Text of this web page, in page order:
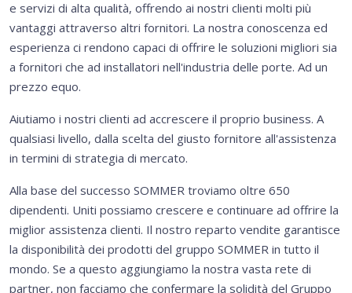
e servizi di alta qualità, offrendo ai nostri clienti molti più
vantaggi attraverso altri fornitori. La nostra conoscenza ed
esperienza ci rendono capaci di offrire le soluzioni migliori sia
a fornitori che ad installatori nell'industria delle porte. Ad un
prezzo equo.
Aiutiamo i nostri clienti ad accrescere il proprio business. A
qualsiasi livello, dalla scelta del giusto fornitore all'assistenza
in termini di strategia di mercato.
Alla base del successo SOMMER troviamo oltre 650
dipendenti. Uniti possiamo crescere e continuare ad offrire la
miglior assistenza clienti. Il nostro reparto vendite garantisce
la disponibilità dei prodotti del gruppo SOMMER in tutto il
mondo. Se a questo aggiungiamo la nostra vasta rete di
partner, non facciamo che confermare la solidità del Gruppo